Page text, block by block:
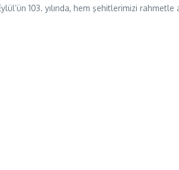
103. yılında, hem şehitlerimizi